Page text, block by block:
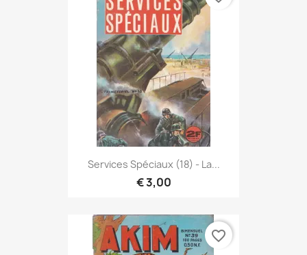
Services Spéciaux (18) - La...
€ 3,00
favorite_border